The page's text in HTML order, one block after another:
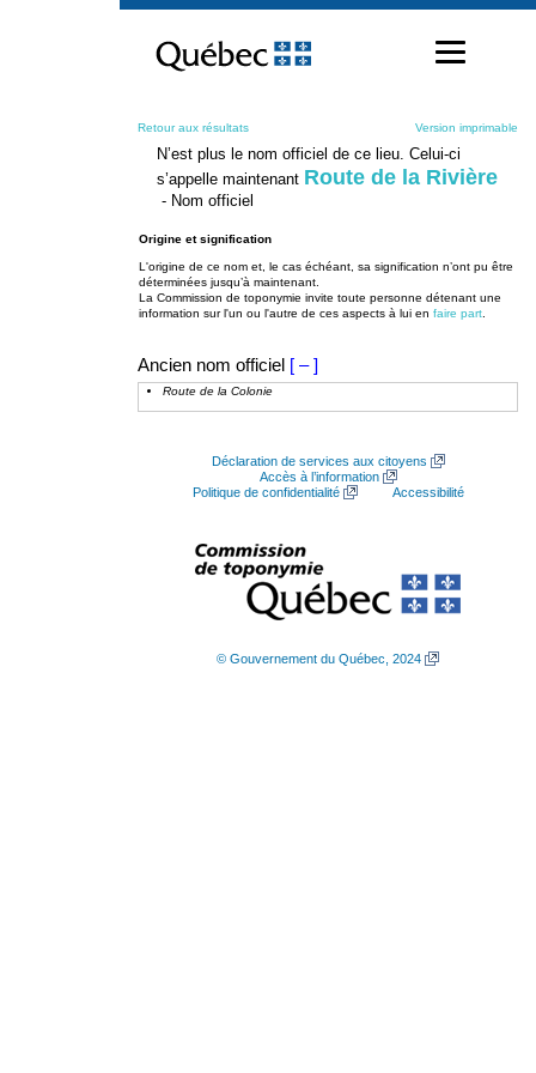
contenu
Retour aux résultats Version imprimable
N’est plus le nom officiel de ce lieu. Celui-ci
s’appelle maintenant Route de la Rivière
- Nom officiel
Origine et signification
L'origine de ce nom et, le cas échéant, sa signification n’ont pu être
déterminées jusqu’à maintenant.
La Commission de toponymie invite toute personne détenant une
information sur l'un ou l'autre de ces aspects à lui en faire part
Ancien nom officiel [ – ]
Route de la Colonie
Déclaration de services aux citoyens
Accès à l’information
Politique de confidentialité
Accessibilité
© Gouvernement du Québec, 2024